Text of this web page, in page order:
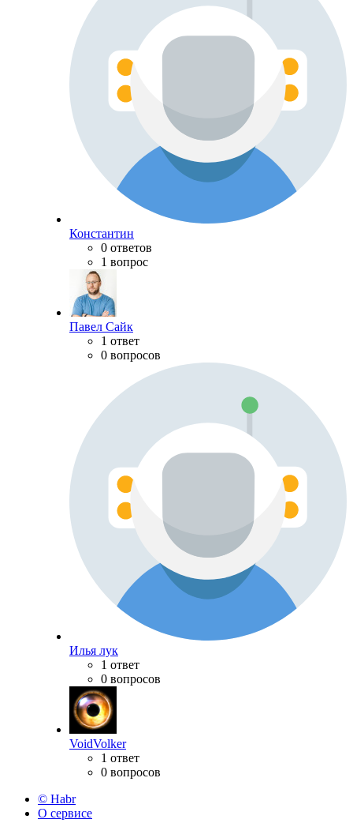
Константин
0 ответов
1 вопрос
Павел Сайк
1 ответ
0 вопросов
Илья лук
1 ответ
0 вопросов
VoidVolker
1 ответ
0 вопросов
© Habr
О сервисе